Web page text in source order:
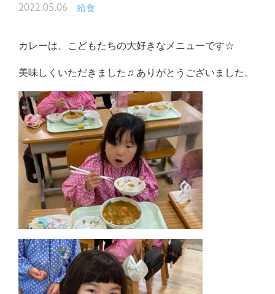
2022.05.06 給食
カレーは、こどもたちの大好きなメニューです☆
美味しくいただきました♫ ありがとうございました。